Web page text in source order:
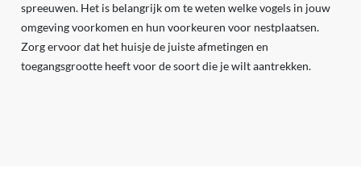
spreeuwen. Het is belangrijk om te weten welke vogels in jouw
omgeving voorkomen en hun voorkeuren voor nestplaatsen.
Zorg ervoor dat het huisje de juiste afmetingen en
toegangsgrootte heeft voor de soort die je wilt aantrekken.